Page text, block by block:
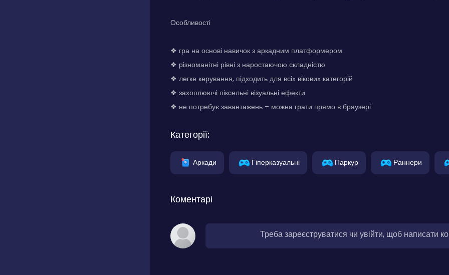
Особливості
❖ гра на основі навичок з аркадним платформером
❖ різноманітні рівні з наростаючою складністю
❖ легке керування, підходить для всіх вікових категорій
❖ захоплюючі піксельні візуальні ефекти
❖ не потребує завантажень – можна грати прямо в браузері
Категорії:
Аркади Гіперказуальні Паркур Раннери
Коментарі
Треба зареєструватися чи увійти, щоб написати